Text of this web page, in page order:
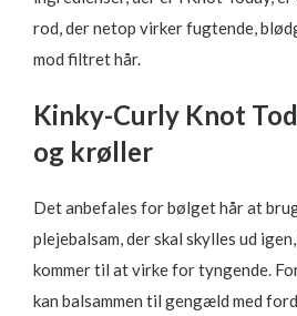
rod, der netop virker fugtende,
mod filtret hår.
Kinky-Curly Knot
og krøller
Det anbefales for bølget hår at
plejebalsam, der skal skylles ud
kommer til at virke for tyngende.
kan balsammen til gengæld med